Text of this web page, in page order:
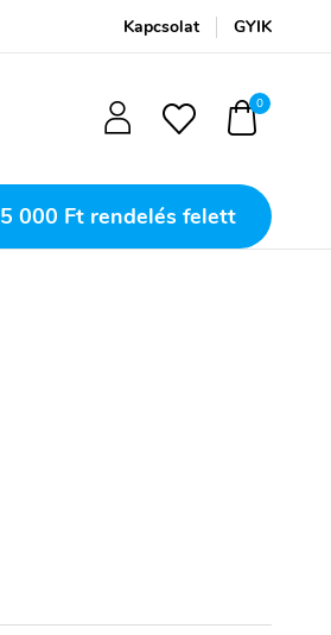
Kapcsolat GYIK
0
000 Ft rendelés felett